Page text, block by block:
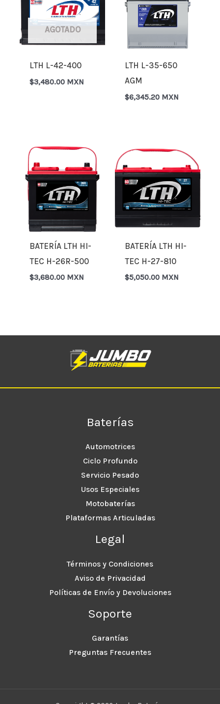
AGOTADO
LTH L-42-400
$3,480.00 MXN
LTH L-35-650
AGM
$6,345.20 MXN
BATERÍA LTH HI-
TEC H-26R-500
$3,680.00 MXN
BATERÍA LTH HI-
TEC H-27-810
$5,050.00 MXN
Baterías
Automotrices
Ciclo Profundo
Servicio Pesado
Usos Especiales
Motobaterías
Plataformas Articuladas
Legal
Términos y Condiciones
Aviso de Privacidad
Políticas de Envío y Devoluciones
Soporte
Garantías
Preguntas Frecuentes